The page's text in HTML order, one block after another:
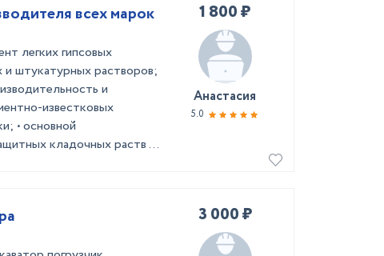
всех марок
легких гипсовых
штукатурных растворов;
и
известковых
• основной
кладочных раств ...
1 800 ₽
Анастасия
5.0
3 000 ₽